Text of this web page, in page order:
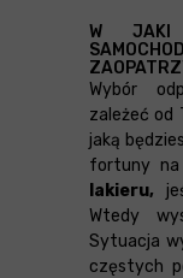
W JAKI
Wybór
zależeć od
jaką
fortuny na
lakieru,
Wtedy
Sytuacja
częstych